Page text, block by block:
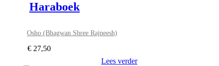
Haraboek
Osho (Bhagwan Shree Rajneesh)
€ 27,50
Lees verder